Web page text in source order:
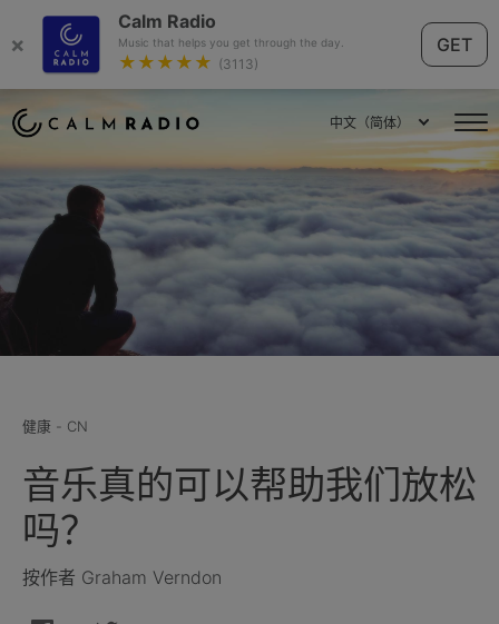
×
Calm Radio
Music that helps you get through the day.
★★★★★ (3113)
GET
中文（简体）
健康 - CN
音乐真的可以帮助我们放松
吗？
按作者 Graham Verndon